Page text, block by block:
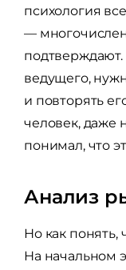
психология
—
подтверждают.
ведущего,
и повторять
человек, даже
понимал, что
Анализ
Но как понять,
На начальном